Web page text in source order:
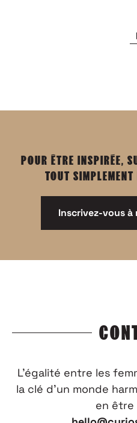
POUR ÊTRE INSPIRÉE,
TOUT
Inscrivez-vous
L’égalité entre les
la clé d’un monde
en être